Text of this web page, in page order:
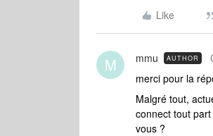
Like
M mmu AUTHOR
merci pour la
Malgré tout,
connect tout
vous ?